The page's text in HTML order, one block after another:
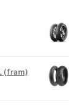
(fram)